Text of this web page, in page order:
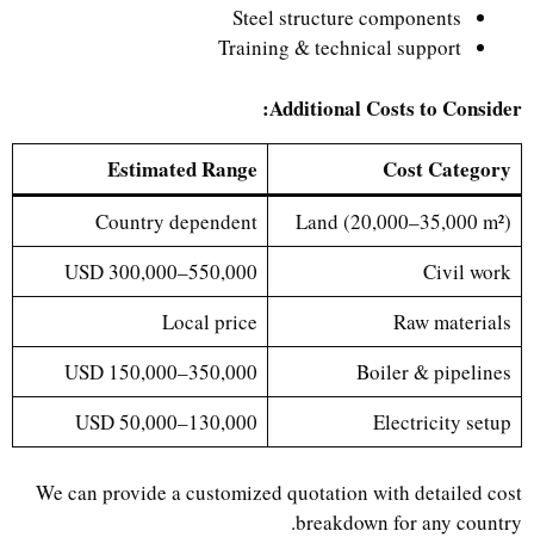
Steel structure components
Training & technical support
Additional Costs to Consider:
Cost Category
Estimated Range
Land (20,000–35,000 m²)
Country dependent
Civil work
USD 300,000–550,000
Raw materials
Local price
Boiler & pipelines
USD 150,000–350,000
Electricity setup
USD 50,000–130,000
We can provide a customized quotation with detailed cost
breakdown for any country.